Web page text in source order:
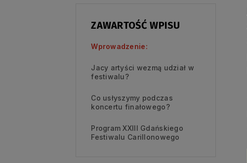
ZAWARTOŚĆ WPISU
Wprowadzenie:
Jacy artyści wezmą udział w
festiwalu?
Co usłyszymy podczas
koncertu finałowego?
Program XXIII Gdańskiego
Festiwalu Carillonowego